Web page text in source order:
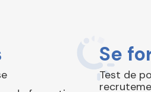
Se
Test de